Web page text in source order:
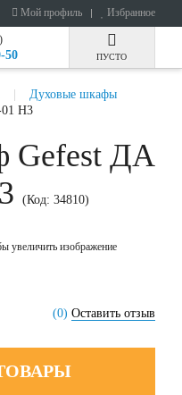
Мой профиль Избранное
50 ПУСТО
Духовые шкафы
Н3
Gefest ДА
(Код: 34810)
увеличить изображение
(0) Оставить отзыв